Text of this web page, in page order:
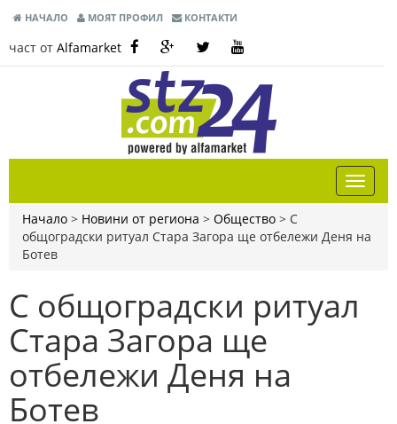
НАЧАЛО МОЯТ ПРОФИЛ КОНТАКТИ
част от Alfamarket
Начало > Новини от региона > Общество > С
общоградски ритуал Стара Загора ще отбележи Деня на
Ботев
С общоградски ритуал
Стара Загора ще
отбележи Деня на
Ботев